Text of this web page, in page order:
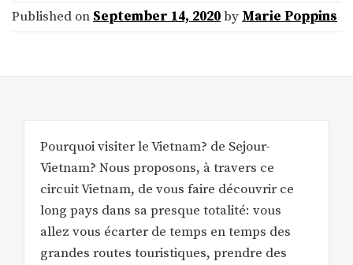
Published on September 14, 2020by Marie Poppins
Pourquoi visiter le Vietnam? de Sejour-
Vietnam? Nous proposons, à travers ce
circuit Vietnam, de vous faire découvrir ce
long pays dans sa presque totalité: vous
allez vous écarter de temps en temps des
grandes routes touristiques, prendre des